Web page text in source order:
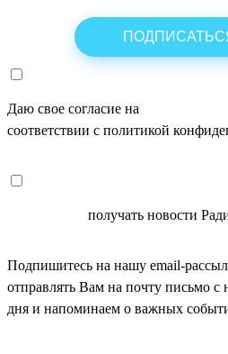
Даю свое согласие на
соответствии с политикой
получать новости
Подпишитесь на нашу email-
отправлять Вам на почту письмо
дня и напоминаем о важных